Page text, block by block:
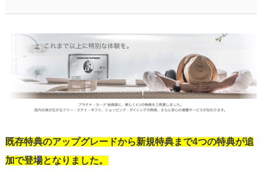
既存特典のアップグレードから新規特典まで4つの特典が追
加で登場となりました。